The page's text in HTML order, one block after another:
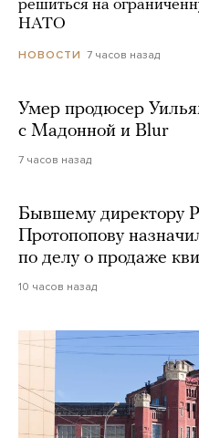
решиться на
НАТО
НОВОСТИ 7 часов назад
Умер продюсер
с Мадонной и Blur
7 часов назад
Бывшему директору
Протопопову
по делу о продаже
10 часов назад